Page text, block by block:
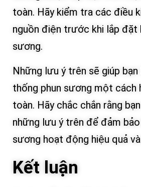
toàn. Hãy kiểm tra các điều
nguồn điện trước khi lắp đặt
sương.
Những lưu ý trên sẽ giúp
thống phun sương một cách
toàn. Hãy chắc chắn rằng
những lưu ý trên để đảm
sương hoạt động hiệu quả
Kết luận